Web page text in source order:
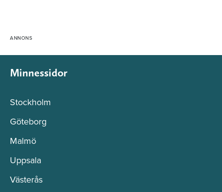
Minnessidor
Stockholm
Göteborg
Malmö
Uppsala
Västerås